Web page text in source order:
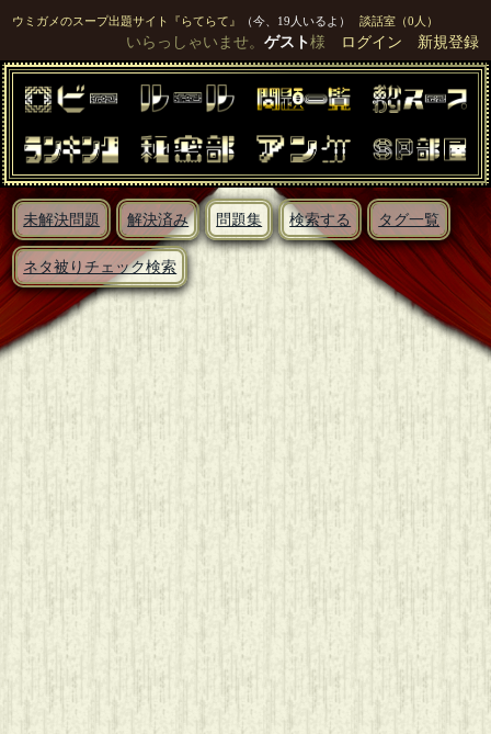
ウミガメのスープ出題サイト『らてらて』 （今、19人いるよ） 談話室（0人）
いらっしゃいませ。 ゲスト様 ログイン 新規登録
未解決問題 解決済み 問題集 検索する タグ一覧
ネタ被りチェック検索